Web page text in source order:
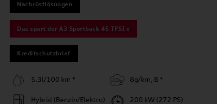
Nachrüstlösungen
Das spart der A3 Sportback 45 TFSI e
Kreditschutzbrief
5.3l/100 km *
Hybrid (Benzin/Elektro)
8g/km, B *
200 kW (272 PS)